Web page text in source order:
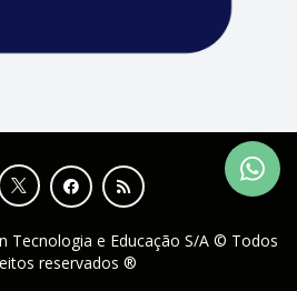
Tecnologia e Educação S/A © Todos
reservados ®